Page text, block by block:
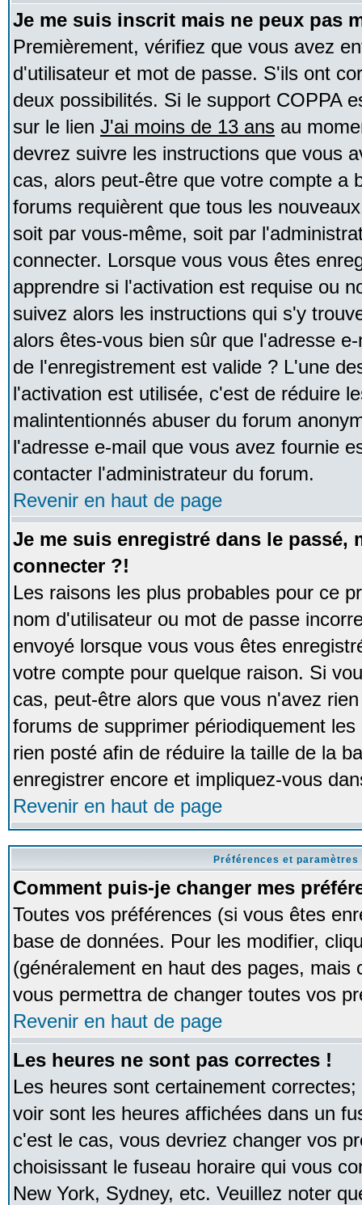
Je me suis inscrit mais ne peux pas
Premièrement, vérifiez que vous avez
d'utilisateur et mot de passe. S'ils ont
deux possibilités. Si le support COPPA
sur le lien J'ai moins de 13 ans au
devrez suivre les instructions que vous
cas, alors peut-être que votre compte a
forums requièrent que tous les
soit par vous-même, soit par
connecter. Lorsque vous vous êtes
apprendre si l'activation est requise ou
suivez alors les instructions qui s'y
alors êtes-vous bien sûr que l'adresse
de l'enregistrement est valide ? L'une
l'activation est utilisée, c'est de réduire
malintentionnés abuser du forum
l'adresse e-mail que vous avez fournie
contacter l'administrateur du forum.
Revenir en haut de page
Je me suis enregistré dans le passé,
connecter ?!
Les raisons les plus probables pour ce
nom d'utilisateur ou mot de passe
envoyé lorsque vous vous êtes
votre compte pour quelque raison. Si
cas, peut-être alors que vous n'avez
forums de supprimer périodiquement
rien posté afin de réduire la taille de la
enregistrer encore et impliquez-vous
Revenir en haut de page
Préférences et
Comment puis-je changer mes
Toutes vos préférences (si vous êtes
base de données. Pour les modifier,
(généralement en haut des pages,
vous permettra de changer toutes vos
Revenir en haut de page
Les heures ne sont pas correctes !
Les heures sont certainement
voir sont les heures affichées dans un
c'est le cas, vous devriez changer vos
choisissant le fuseau horaire qui vous
New York, Sydney, etc. Veuillez noter